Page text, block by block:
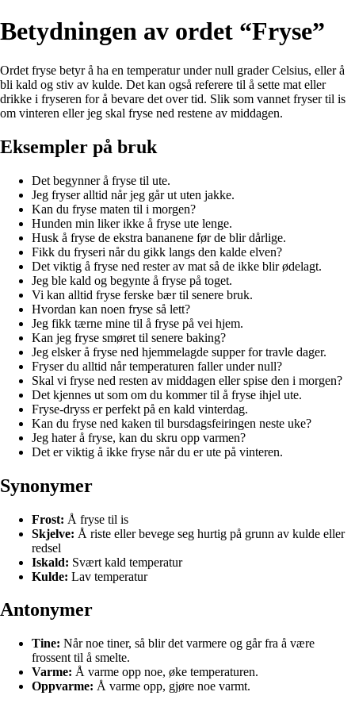
Betydningen av ordet “Fryse”
Ordet fryse betyr å ha en temperatur under null grader Celsius, eller å
bli kald og stiv av kulde. Det kan også referere til å sette mat eller
drikke i fryseren for å bevare det over tid. Slik som vannet fryser til is
om vinteren eller jeg skal fryse ned restene av middagen.
Eksempler på bruk
Det begynner å fryse til ute.
Jeg fryser alltid når jeg går ut uten jakke.
Kan du fryse maten til i morgen?
Hunden min liker ikke å fryse ute lenge.
Husk å fryse de ekstra bananene før de blir dårlige.
Fikk du fryseri når du gikk langs den kalde elven?
Det viktig å fryse ned rester av mat så de ikke blir ødelagt.
Jeg ble kald og begynte å fryse på toget.
Vi kan alltid fryse ferske bær til senere bruk.
Hvordan kan noen fryse så lett?
Jeg fikk tærne mine til å fryse på vei hjem.
Kan jeg fryse smøret til senere baking?
Jeg elsker å fryse ned hjemmelagde supper for travle dager.
Fryser du alltid når temperaturen faller under null?
Skal vi fryse ned resten av middagen eller spise den i morgen?
Det kjennes ut som om du kommer til å fryse ihjel ute.
Fryse-dryss er perfekt på en kald vinterdag.
Kan du fryse ned kaken til bursdagsfeiringen neste uke?
Jeg hater å fryse, kan du skru opp varmen?
Det er viktig å ikke fryse når du er ute på vinteren.
Synonymer
Frost: Å fryse til is
Skjelve: Å riste eller bevege seg hurtig på grunn av kulde eller
redsel
Iskald: Svært kald temperatur
Kulde: Lav temperatur
Antonymer
Tine: Når noe tiner, så blir det varmere og går fra å være
frossent til å smelte.
Varme: Å varme opp noe, øke temperaturen.
Oppvarme: Å varme opp, gjøre noe varmt.